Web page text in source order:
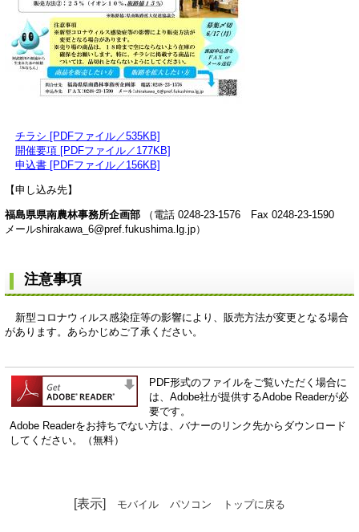
チラシ [PDFファイル／535KB]
開催要項 [PDFファイル／177KB]
申込書 [PDFファイル／156KB]
【申し込み先】
福島県県南農林事務所企画部 （電話 0248-23-1576 Fax 0248-23-1590
メールshirakawa_6@pref.fukushima.lg.jp）
注意事項
新型コロナウィルス感染症等の影響により、販売方法が変更となる場合
があります。あらかじめご了承ください。
PDF形式のファイルをご覧いただく場合に
は、Adobe社が提供するAdobe Readerが必
要です。
Adobe Readerをお持ちでない方は、バナーのリンク先からダウンロード
してください。（無料）
[表示] モバイル パソコン トップに戻る